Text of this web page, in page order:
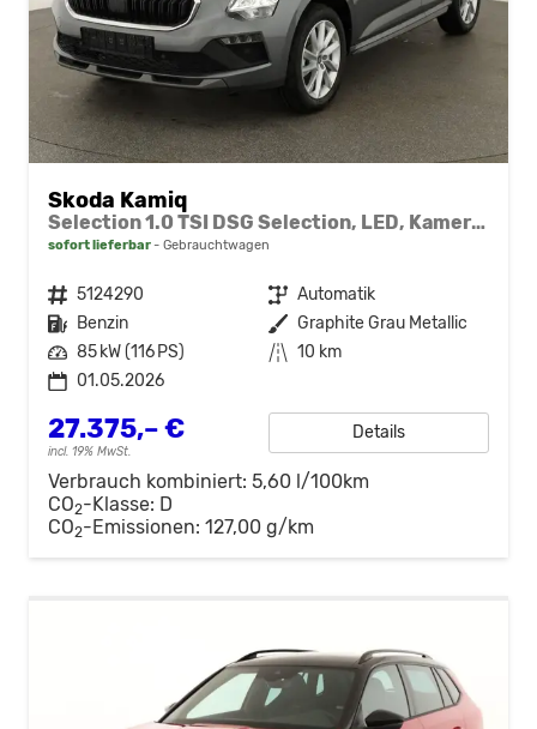
Skoda Kamiq
Selection 1.0 TSI DSG Selection, LED, Kamera, ACC, Side, Winter
sofort lieferbar Gebrauchtwagen
Fahrzeugnr. 5124290 Getriebe Automatik
Kraftstoff Benzin Außenfarbe Graphite Grau Metallic
Leistung 85 kW (116 PS) Kilometerstand 10 km
01.05.2026
27.375,– €
incl. 19% MwSt.
Details
Verbrauch kombiniert: 5,60 l/100km
CO2-Klasse: D
CO2-Emissionen: 127,00 g/km